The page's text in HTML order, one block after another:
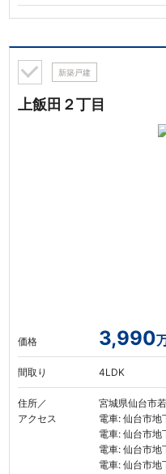
新築戸建
上飯田２丁目
価格 3,990
間取り 4LDK
住所／
アクセス
宮城県仙台市
電車: 仙台市地
電車: 仙台市
電車: 仙台市
電車: 仙台市